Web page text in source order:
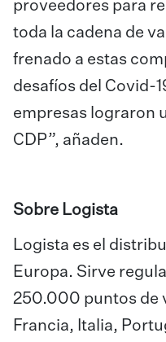
proveedores para
toda la cadena de
frenado a estas
desafíos del Covid-
empresas lograron
CDP”, añaden.
Sobre Logista
Logista es el
Europa. Sirve
250.000 puntos de
Francia, Italia,